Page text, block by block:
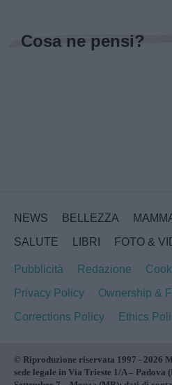
Cosa ne pensi?
NEWS BELLEZZA
SALUTE
LIBRI FOTO &
Pubblicità Redazione
Privacy Policy
Ownership &
Corrections Policy
Ethics
© Riproduzione riservata 1997 - 2026
sede legale in Via Trieste 1/A – Padova